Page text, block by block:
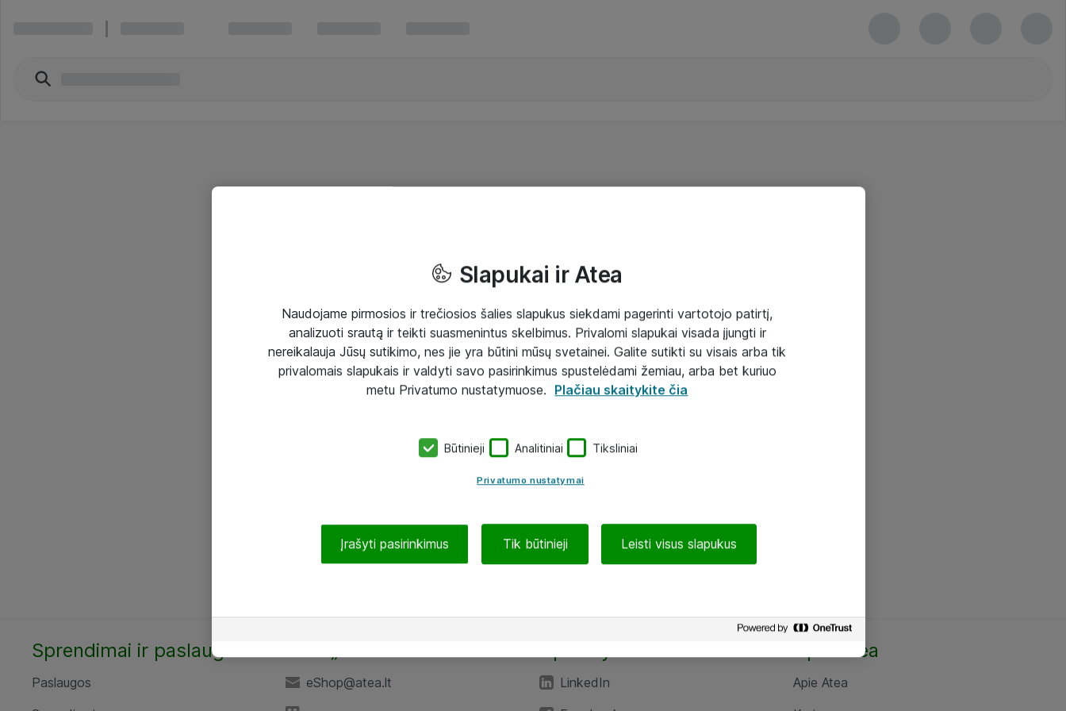
Sprendimai ir paslaugos
Paslaugos
eShop@atea.lt
LinkedIn
Apie Atea
Apie Atea
Slapukai ir Atea
Naudojame pirmosios ir trečiosios šalies slapukus siekdami pagerinti vartotojo patirtį,
analizuoti srautą ir teikti suasmenintus skelbimus. Privalomi slapukai visada įjungti ir
nereikalauja Jūsų sutikimo, nes jie yra būtini mūsų svetainei. Galite sutikti su visais arba tik
privalomais slapukais ir valdyti savo pasirinkimus spustelėdami žemiau, arba bet kuriuo
metu Privatumo nustatymuose. Plačiau skaitykite čia
Būtinieji Analitiniai Tiksliniai
Privatumo nustatymai
Įrašyti pasirinkimus Tik būtinieji Leisti visus slapukus